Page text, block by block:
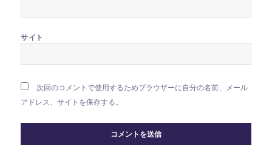
サイト
次回のコメントで使用するためブラウザーに自分の名前、メール
アドレス、サイトを保存する。